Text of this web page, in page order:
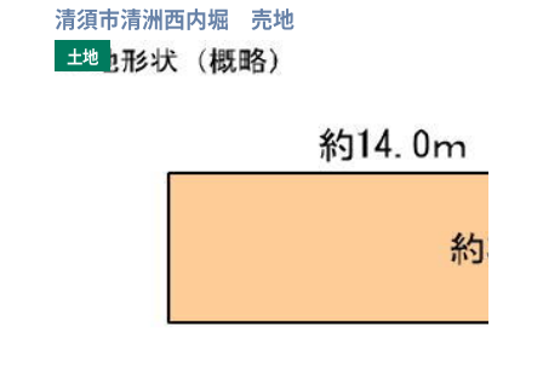
清須市清洲西内堀 売地
土地